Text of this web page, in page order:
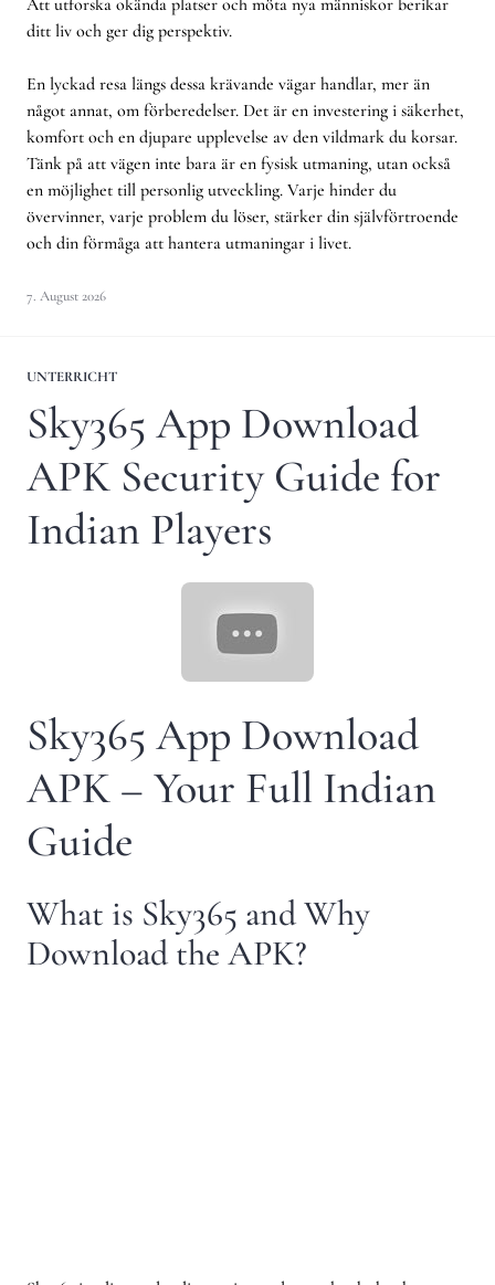
Att utforska okända platser och möta nya människor berikar
ditt liv och ger dig perspektiv.
En lyckad resa längs dessa krävande vägar handlar, mer än
något annat, om förberedelser. Det är en investering i säkerhet,
komfort och en djupare upplevelse av den vildmark du korsar.
Tänk på att vägen inte bara är en fysisk utmaning, utan också
en möjlighet till personlig utveckling. Varje hinder du
övervinner, varje problem du löser, stärker din självförtroende
och din förmåga att hantera utmaningar i livet.
7. August 2026
UNTERRICHT
Sky365 App Download
APK Security Guide for
Indian Players
Sky365 App Download
APK – Your Full Indian
Guide
What is Sky365 and Why
Download the APK?